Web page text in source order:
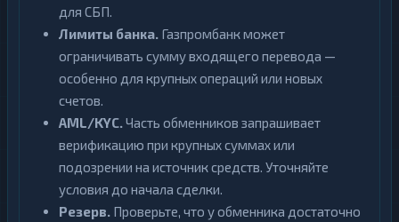
для СБП.
Лимиты банка. Газпромбанк может
ограничивать сумму входящего перевода —
особенно для крупных операций или новых
счетов.
AML/KYC.Часть обменников запрашивает
верификацию при крупных суммах или
подозрении на источник средств. Уточняйте
условия до начала сделки.
Резерв. Проверьте, что у обменника достаточно